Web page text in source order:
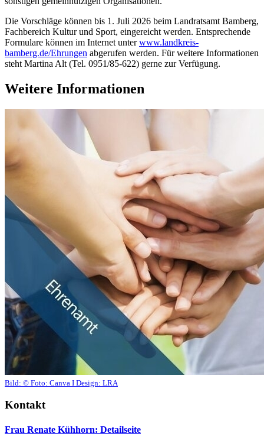
Die Vorschläge können bis 1. Juli 2026 beim Landratsamt Bamberg,
Fachbereich Kultur und Sport, eingereicht werden. Entsprechende
Formulare können im Internet unterwww.landkreis-
bamberg.de/Ehrungen abgerufen werden. Für weitere Informationen
steht Martina Alt (Tel. 0951/85-622) gerne zur Verfügung.
Weitere Informationen
Bild: © Foto: Canva I Design: LRA
Kontakt
Frau Renate Kühhorn: Detailseite